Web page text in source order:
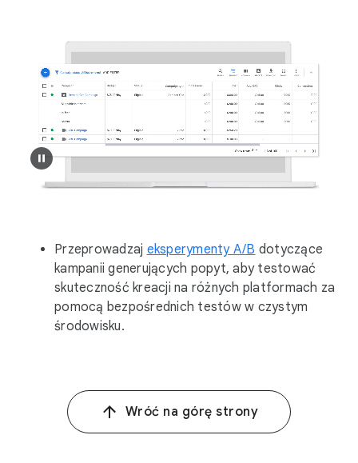
Przeprowadzaj eksperymenty A/B dotyczące
kampanii generujących popyt, aby testować
skuteczność kreacji na różnych platformach za
pomocą bezpośrednich testów w czystym
środowisku.
Wróć na górę strony